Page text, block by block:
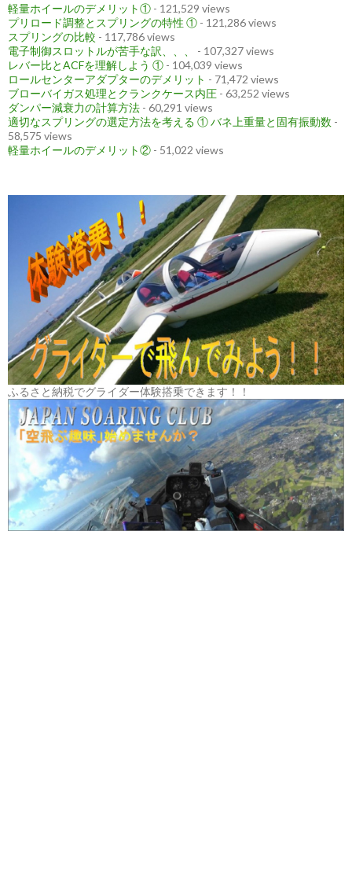
軽量ホイールのデメリット① - 121,529 views
プリロード調整とスプリングの特性 ① - 121,286 views
スプリングの比較 - 117,786 views
電子制御スロットルが苦手な訳、、、
- 107,327 views
レバー比とACFを理解しよう ① - 104,039 views
ロールセンターアダプターのデメリット - 71,472 views
ブローバイガス処理とクランクケース内圧 - 63,252 views
ダンパー減衰力の計算方法 - 60,291 views
適切なスプリングの選定方法を考える ① バネ上重量と固有振動数 -
58,575 views
軽量ホイールのデメリット② - 51,022 views
ふるさと納税でグライダー体験搭乗できます！！